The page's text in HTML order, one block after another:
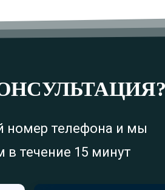
номер телефона и мы
в течение 15 минут